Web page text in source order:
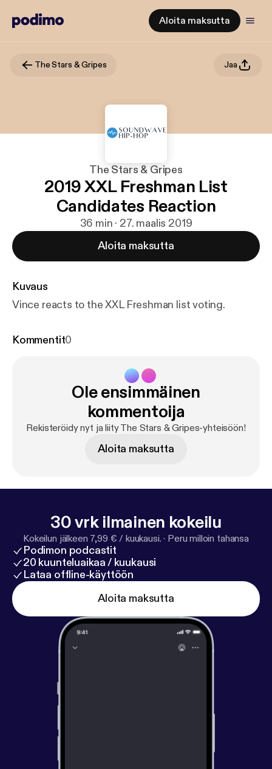
Aloita maksutta
The Stars & Gripes Jaa
The Stars & Gripes
2019 XXL Freshman List
Candidates Reaction
36 min · 27. maalis 2019
Aloita maksutta
Kuvaus
Vince reacts to the XXL Freshman list voting.
Kommentit0
Ole ensimmäinen
kommentoija
Rekisteröidy nyt ja liity The Stars & Gripes-yhteisöön!
Aloita maksutta
30 vrk ilmainen kokeilu
Kokeilun jälkeen 7,99 € / kuukausi. · Peru milloin tahansa
Podimon podcastit
20 kuunteluaikaa / kuukausi
Lataa offline-käyttöön
Aloita maksutta